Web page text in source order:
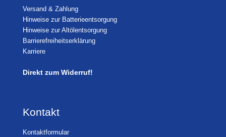
Versand & Zahlung
Hinweise zur Batterieentsorgung
Hinweise zur Altölentsorgung
Barrierefreiheitserklärung
Karriere
Direkt zum Widerruf!
Kontakt
Kontaktformular